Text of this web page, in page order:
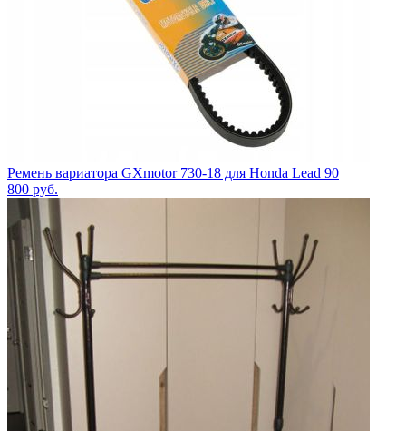
Ремень вариатора GXmotor 730-18 для Honda Lead 90
800 руб.